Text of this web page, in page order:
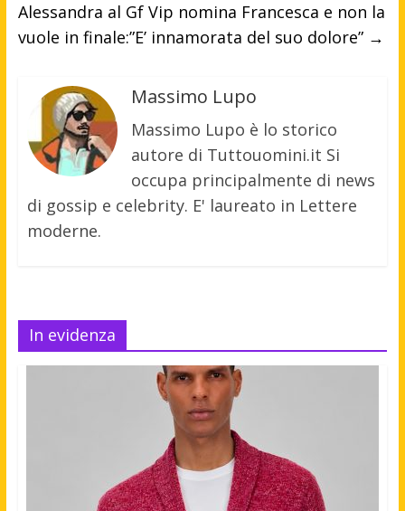
Alessandra al Gf Vip nomina Francesca e non la
vuole in finale:”E’ innamorata del suo dolore” →
Massimo Lupo
Massimo Lupo è lo storico
autore di Tuttouomini.it Si
occupa principalmente di news
di gossip e celebrity. E' laureato in Lettere
moderne.
In evidenza